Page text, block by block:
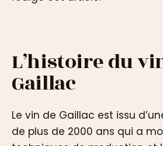
L’histoire du
Gaillac
Le vin de Gaillac est issu
de plus de 2000 ans qui a